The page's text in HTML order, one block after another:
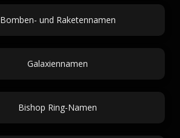
Bomben- und Raketennamen
Galaxiennamen
Bishop Ring-Namen